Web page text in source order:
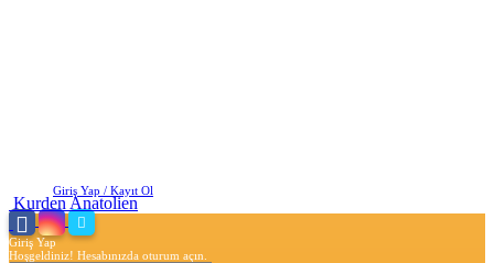
Giriş Yap / Kayıt Ol
Giriş Yap
Hoşgeldiniz! Hesabınızda oturum açın.
Kurden Anatolien